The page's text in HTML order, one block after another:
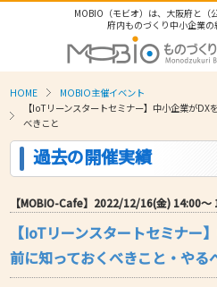
MOBIO（モビオ）は、大阪府と（
府内ものづくり中小企業の
HOME
MOBIO主催イベント
【IoTリーンスタートセミナー】中小企業が
べきこと
過去の開催実績
【MOBIO-Cafe】2022/12/16(金) 14:00〜
【IoTリーンスタートセミナー
前に知っておくべきこと・やる